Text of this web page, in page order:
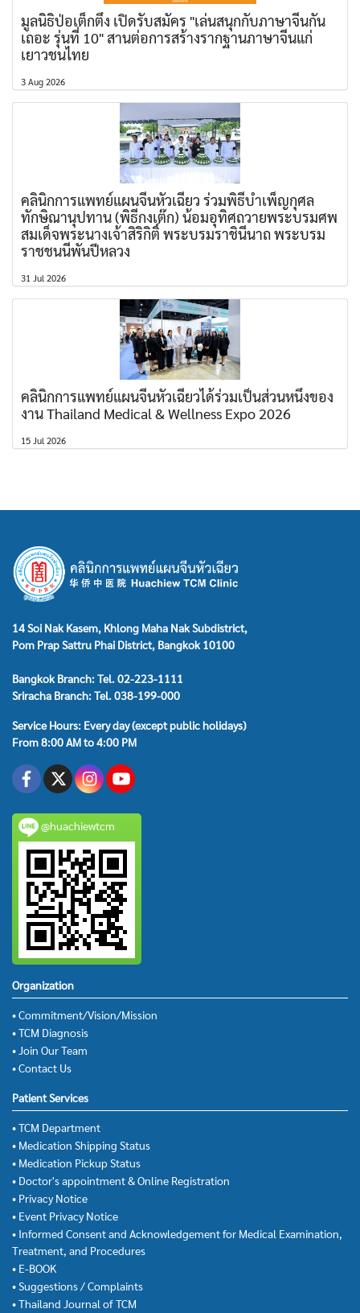
มูลนิธิป่อเต็กตึ๊ง เปิดรับสมัคร "เล่นสนุกกับภาษาจีนกัน
เถอะ รุ่นที่ 10" สานต่อการสร้างรากฐานภาษาจีนแก่
เยาวชนไทย
3 Aug 2026
คลินิกการแพทย์แผนจีนหัวเฉียว ร่วมพิธีบำเพ็ญกุศล
ทักษิณานุปทาน (พิธีกงเต๊ก) น้อมอุทิศถวายพระบรมศพ
สมเด็จพระนางเจ้าสิริกิติ์ พระบรมราชินีนาถ พระบรม
ราชชนนีพันปีหลวง
31 Jul 2026
คลินิกการแพทย์แผนจีนหัวเฉียวได้ร่วมเป็นส่วนหนึ่งของ
งาน Thailand Medical & Wellness Expo 2026
15 Jul 2026
14 Soi Nak Kasem, Khlong Maha Nak Subdistrict,
Pom Prap Sattru Phai District, Bangkok 10100
Bangkok Branch: Tel. 02-223-1111
Sriracha Branch: Tel. 038-199-000
Service Hours: Every day (except public holidays)
From 8:00 AM to 4:00 PM
@huachiewtcm
Organization
• Commitment/Vision/Mission
• TCM Diagnosis
• Join Our Team
• Contact Us
Patient Services
• TCM Department
• Medication Shipping Status
• Medication Pickup Status
• Doctor's appointment & Online Registration
• Privacy Notice
• Event Privacy Notice
• Informed Consent and Acknowledgement for Medical Examination,
Treatment, and Procedures
• E-BOOK
• Suggestions / Complaints
• Thailand Journal of TCM